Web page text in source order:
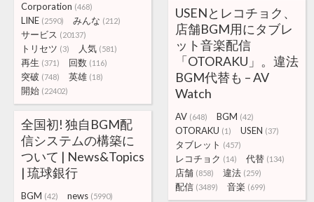
Corporation (468)
LINE (2590) みんな (212)
サービス (20137)
トリセツ (3) 人気 (581)
再生 (371) 回数 (116)
突破 (748) 英雄 (18)
開始 (22402)
USENとレコチョク、
店舗BGM用にタブレ
ット音楽配信
「OTORAKU」。違法
BGM代替も – AV
Watch
AV (648) BGM (42)
OTORAKU (1) USEN (37)
タブレット (457)
レコチョク (14) 代替 (134)
店舗 (858) 違法 (259)
配信 (3489) 音楽 (699)
全国初! 独自BGM配
信システムの構築に
ついて | News&Topics
| 琉球銀行
BGM (42) news (5990)